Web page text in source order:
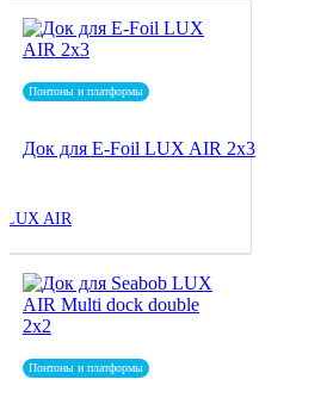
Понтоны и платформы
Док для E-Foil LUX AIR 2x3
LUX AIR
Понтоны и платформы